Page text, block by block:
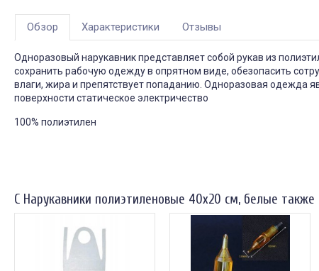
Обзор Характеристики Отзывы
Одноразовый нарукавник представляет собой рукав из
сохранить рабочую одежду в опрятном виде, обезопасить
влаги, жира и препятствует попаданию. Одноразовая одежда
поверхности статическое электричество
100% полиэтилен
С Нарукавники полиэтиленовые 40х20 см, белые также